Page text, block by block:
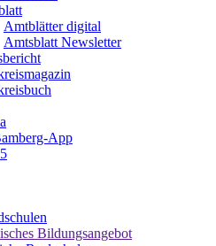
Amtblätter digital
Amtsblatt Newsletter
App
Bildungsangebot